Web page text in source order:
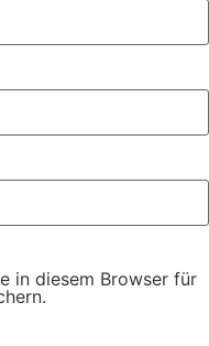
in diesem Browser für